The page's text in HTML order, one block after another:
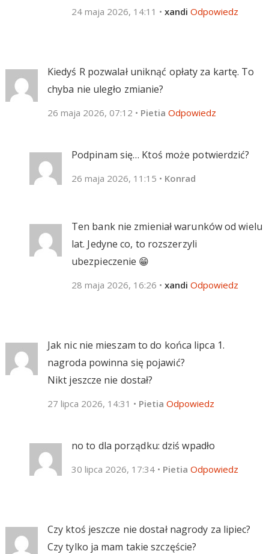
24 maja 2026, 14:11 • xandi Odpowiedz
Kiedyś R pozwalał uniknąć opłaty za kartę. To
chyba nie uległo zmianie?
26 maja 2026, 07:12 • Pietia Odpowiedz
Podpinam się… Ktoś może potwierdzić?
26 maja 2026, 11:15 • Konrad
Ten bank nie zmieniał warunków od wielu
lat. Jedyne co, to rozszerzyli
ubezpieczenie 😁
28 maja 2026, 16:26 • xandi Odpowiedz
Jak nic nie mieszam to do końca lipca 1.
nagroda powinna się pojawić?
Nikt jeszcze nie dostał?
27 lipca 2026, 14:31 • Pietia Odpowiedz
no to dla porządku: dziś wpadło
30 lipca 2026, 17:34 • Pietia Odpowiedz
Czy ktoś jeszcze nie dostał nagrody za lipiec?
Czy tylko ja mam takie szczęście?